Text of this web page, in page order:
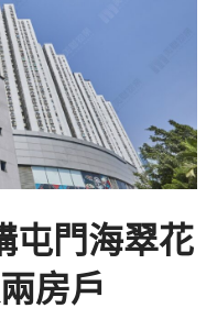
屯門海翠花
房戶